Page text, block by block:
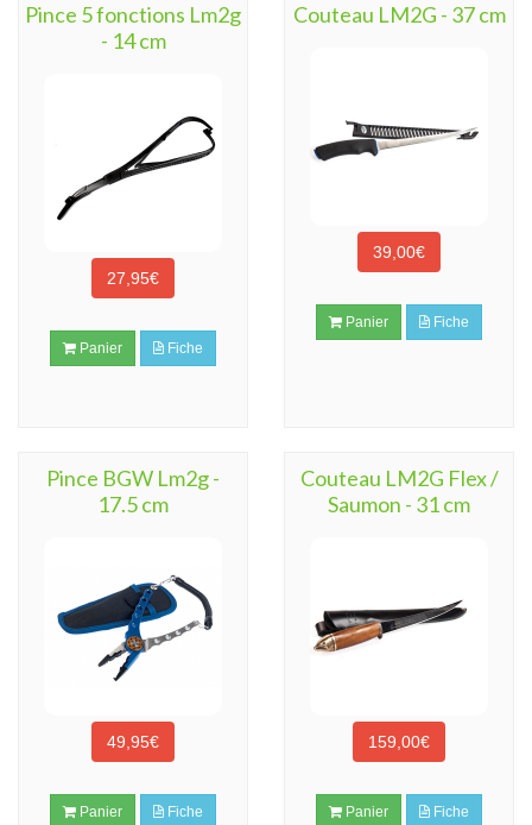
Pince 5 fonctions Lm2g
- 14 cm
27,95€
Panier Fiche
Couteau LM2G - 37 cm
39,00€
Panier Fiche
Pince BGW Lm2g -
17.5 cm
49,95€
Panier Fiche
Couteau LM2G Flex /
Saumon - 31 cm
159,00€
Panier Fiche